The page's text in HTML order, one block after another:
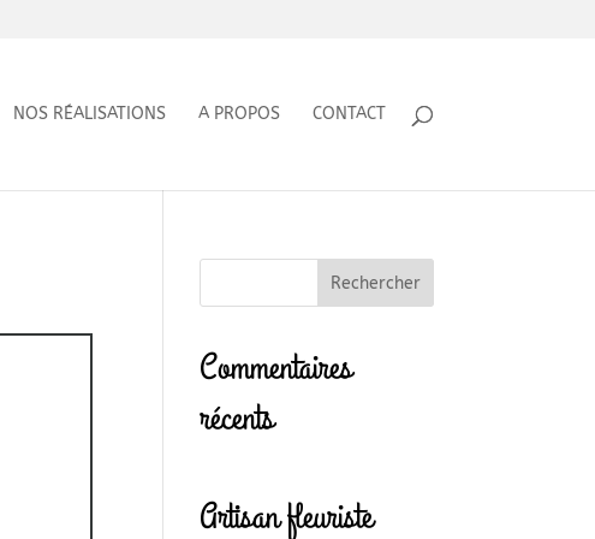
NOS RÉALISATIONS A PROPOS CONTACT
Commentaires
récents
Artisan fleuriste